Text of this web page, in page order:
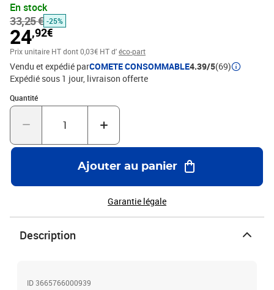
d’encre (vous imprimez jusqu’à la dernière goutte
.)COMPATIBILITÉ : Ces cartouches sont compatibles avec les
modèles d'imprimantes HP 301 OFFICEJET 2620 - 2622 - 2624 -
4630 - 4632 - 4634 - 4636 ; HP ENVY 4500 - 4502 - 4503 - 4504 -
4505 - 4507 - 4508 - 5530 - 5532 - 5534 - 5536 - 5539 ; HP
DESKJET 1000 - 1010 - 1050 - 1050A - 1055 - 1510 - 1512 - 1514 -
2000 - 2050 - 2050A - 2054A - 2510 - 2512 - 2514 - 2540 - 2542 -
2543 - 2544 - 2545 - 2547 - 2548 - 2549 - 3000 - 3050 - 3050A -
3050se - 3052A - 3054A - 3055 - 3055A - 3057A - 3059AQUALITÉ
PROFESSIONNELLE : 100 % compatible avec les imprimantes HP
En stock
33,25 € -25%
24,92€
Prix unitaire HTdont 0,03€ HT d'éco-part
Vendu et expédié parCOMETE CONSOMMABLE4.39/5(69)
Expédié sous 1 jour livraison offerte
Quantité
Quantité : 1
Ajouter au panier
Garantie légale
Description
ID 3665766000939